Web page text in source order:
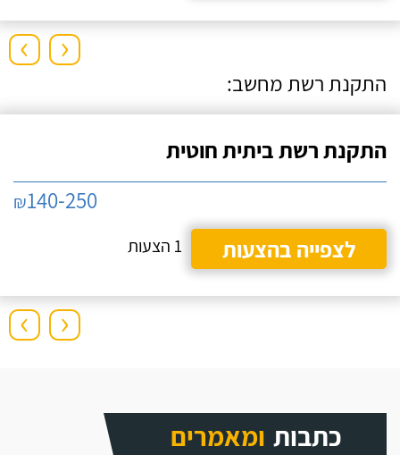
› ‹
התקנת רשת מחשב:
התקנת רשת ביתית חוטית
₪140-250
לצפייה בהצעות
1 הצעות
› ‹
כתבות ומאמרים